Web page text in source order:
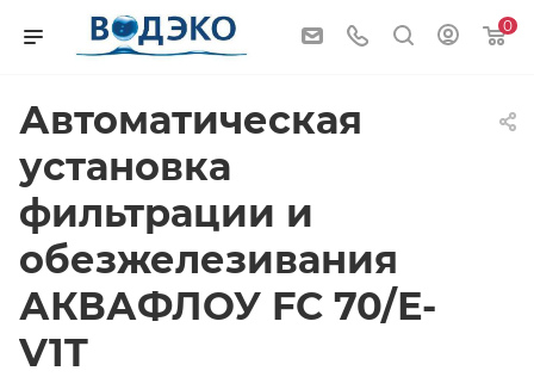
0
Автоматическая
установка
фильтрации и
обезжелезивания
АКВАФЛОУ FC 70/Е-
V1T